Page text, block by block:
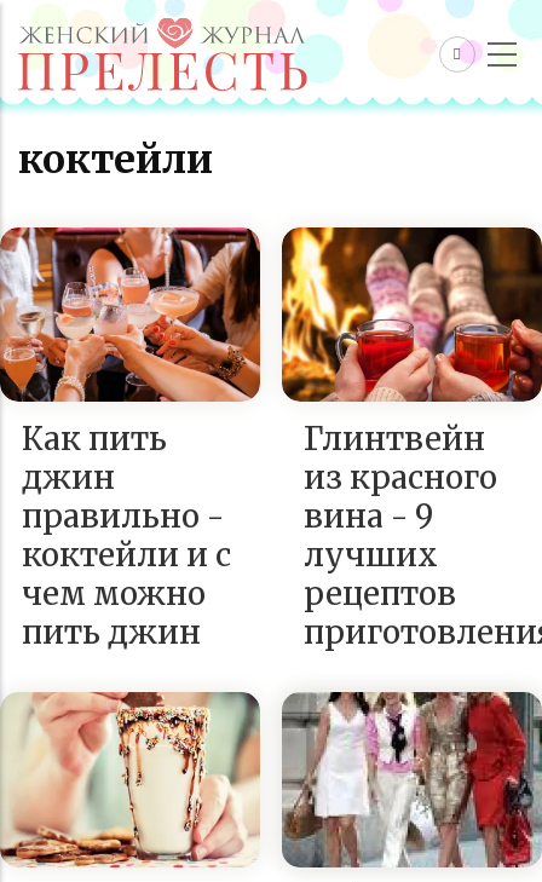
коктейли
Как пить
джин
правильно -
коктейли и с
чем можно
пить джин
Глинтвейн
из красного
вина - 9
лучших
рецептов